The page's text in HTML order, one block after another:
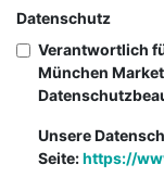
Datenschutz
Verantwortlich
München
Unsere
Seite:https://